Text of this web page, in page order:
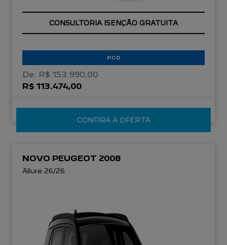
OPORTUNIDADE
PCD
De: R$ 153.990,00
R$ 113.474,00
CONFIRA A OFERTA
NOVO PEUGEOT 2008
Allure 26/26